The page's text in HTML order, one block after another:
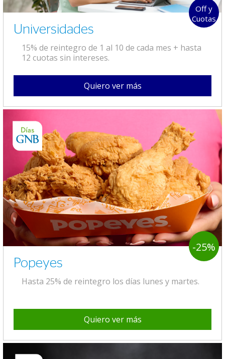
Off y
Cuotas
Universidades
15% de reintegro de 1 al 10 de cada mes + hasta
12 cuotas sin intereses.
Quiero ver más
-25%
Popeyes
Hasta 25% de reintegro los días lunes y martes.
Quiero ver más